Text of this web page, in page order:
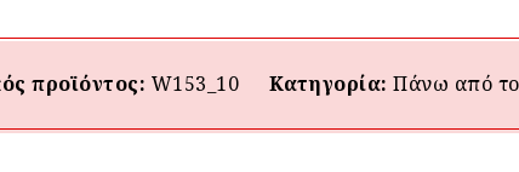
προϊόντος: W153_10 Κατηγορία: Πάνω από